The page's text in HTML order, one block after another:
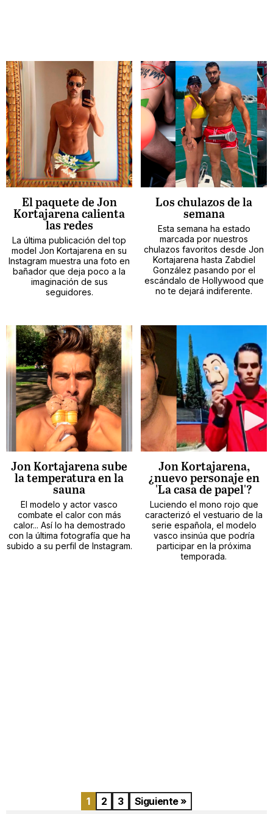
El paquete de Jon
Kortajarena calienta
las redes
La última publicación del top
model Jon Kortajarena en su
Instagram muestra una foto en
bañador que deja poco a la
imaginación de sus
seguidores.
Los chulazos de la
semana
Esta semana ha estado
marcada por nuestros
chulazos favoritos desde Jon
Kortajarena hasta Zabdiel
González pasando por el
escándalo de Hollywood que
no te dejará indiferente.
Jon Kortajarena sube
la temperatura en la
sauna
El modelo y actor vasco
combate el calor con más
calor... Así lo ha demostrado
con la última fotografía que ha
subido a su perfil de Instagram.
Jon Kortajarena,
¿nuevo personaje en
'La casa de papel'?
Luciendo el mono rojo que
caracterizó el vestuario de la
serie española, el modelo
vasco insinúa que podría
participar en la próxima
temporada.
1 2 3 Siguiente »